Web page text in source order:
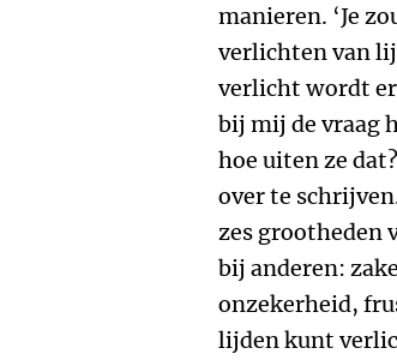
manieren. ‘Je
verlichten van
verlicht wordt
bij mij de vraag
hoe uiten ze
over te
zes grootheden
bij anderen:
onzekerheid,
lijden kunt